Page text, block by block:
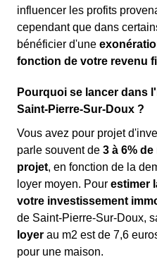
influencer les profits
cependant que dans
bénéficier d'une
fonction de votre revenu
Pourquoi se lancer dans
Saint-Pierre-Sur-Doux ?
Vous avez pour projet
parle souvent de 3 à 6%
projet, en fonction de la
loyer moyen. Pour estimer
votre investissement
de Saint-Pierre-Sur-Doux,
loyer au m2 est de 7,6
pour une maison.